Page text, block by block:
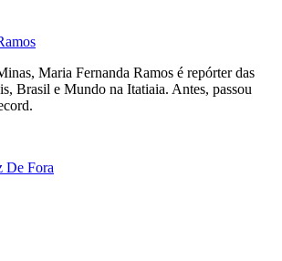
Maria Fernanda Ramos é repórter das
Brasil e Mundo na Itatiaia. Antes, passou
De Fora